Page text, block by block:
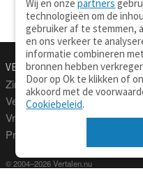
VERTALEN.NU
Zinnen vertalen
Verklarend woordenboek
Vraagbaak
Professionele vertaling
© 2004–2026 Vertalen.nu
Wij en onzepartners
technologieën om de
gebruiker af te stemmen,
en ons verkeer te
informatie combineren
bronnen hebben
Door op Ok te klikken of
akkoord met de
Cookiebeleid.